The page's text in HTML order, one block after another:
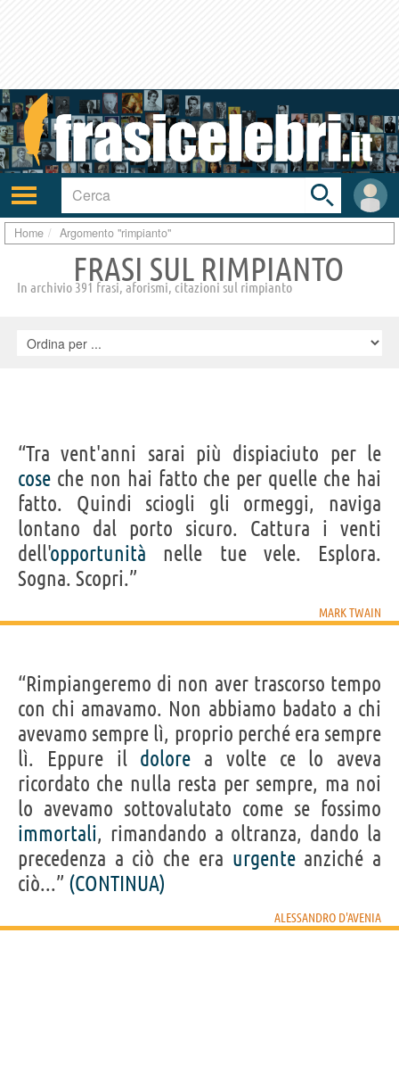
Attiva/disattiva
navigazione
User
area
Toggle
search
bar
Home Argomento "rimpianto"
FRASI SUL RIMPIANTO
In archivio 391 frasi, aforismi, citazioni sul rimpianto
“Tra vent'anni sarai più dispiaciuto per le
cose che non hai fatto che per quelle che hai
fatto. Quindi sciogli gli ormeggi, naviga
lontano dal porto sicuro. Cattura i venti
dell'opportunità nelle tue vele. Esplora.
Sogna. Scopri.”
MARK TWAIN
“Rimpiangeremo di non aver trascorso tempo
con chi amavamo. Non abbiamo badato a chi
avevamo sempre lì, proprio perché era sempre
lì. Eppure il dolore a volte ce lo aveva
ricordato che nulla resta per sempre, ma noi
lo avevamo sottovalutato come se fossimo
immortali, rimandando a oltranza, dando la
precedenza a ciò che era urgenteanziché a
ciò...” (CONTINUA)
ALESSANDRO D'AVENIA